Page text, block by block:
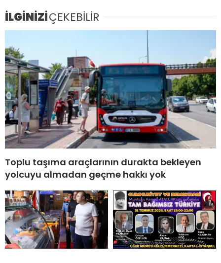
İLGİNİZİÇEKEBİLİR
Toplu taşıma araçlarının durakta bekleyen
yolcuyu almadan geçme hakkı yok